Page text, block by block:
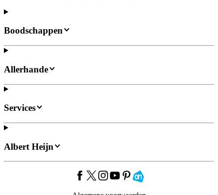
Boodschappen
Allerhande
Services
Albert Heijn